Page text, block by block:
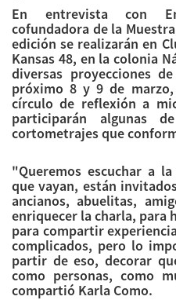
En entrevista con
cofundadora de la
edición se realizarán en
Kansas 48, en la colonia
diversas proyecciones
próximo 8 y 9 de
círculo de reflexión a
participarán algunas
cortometrajes que
"Queremos escuchar a
que vayan, están
ancianos, abuelitas,
enriquecer la charla, para
para compartir
complicados, pero lo
partir de eso, decorar
como personas, como
compartió Karla Como.